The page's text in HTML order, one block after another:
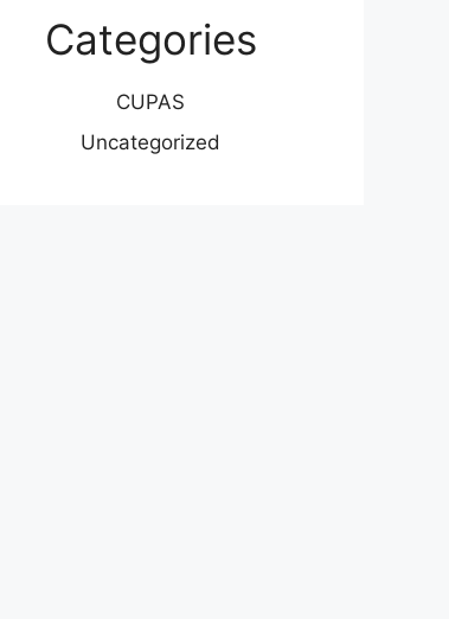
Categories
CUPAS
Uncategorized